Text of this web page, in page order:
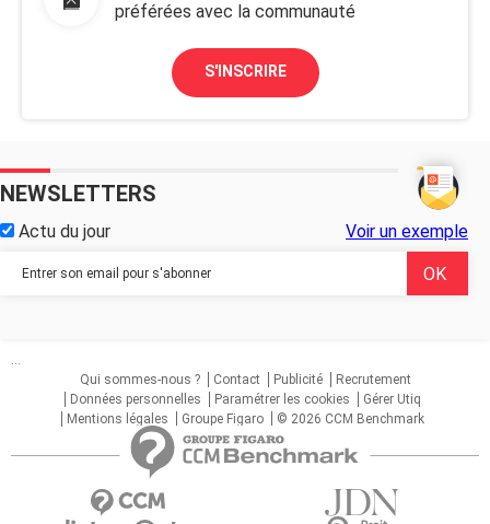
préférées avec la communauté
S'INSCRIRE
NEWSLETTERS
Actu du jour Voir un exemple
...
Qui sommes-nous ?
Contact Publicité
Recrutement
Données personnelles
Paramétrer les cookies
Gérer Utiq
Mentions légales
Groupe Figaro © 2026 CCM Benchmark